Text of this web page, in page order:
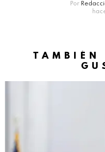
Por
TAMBIÉN